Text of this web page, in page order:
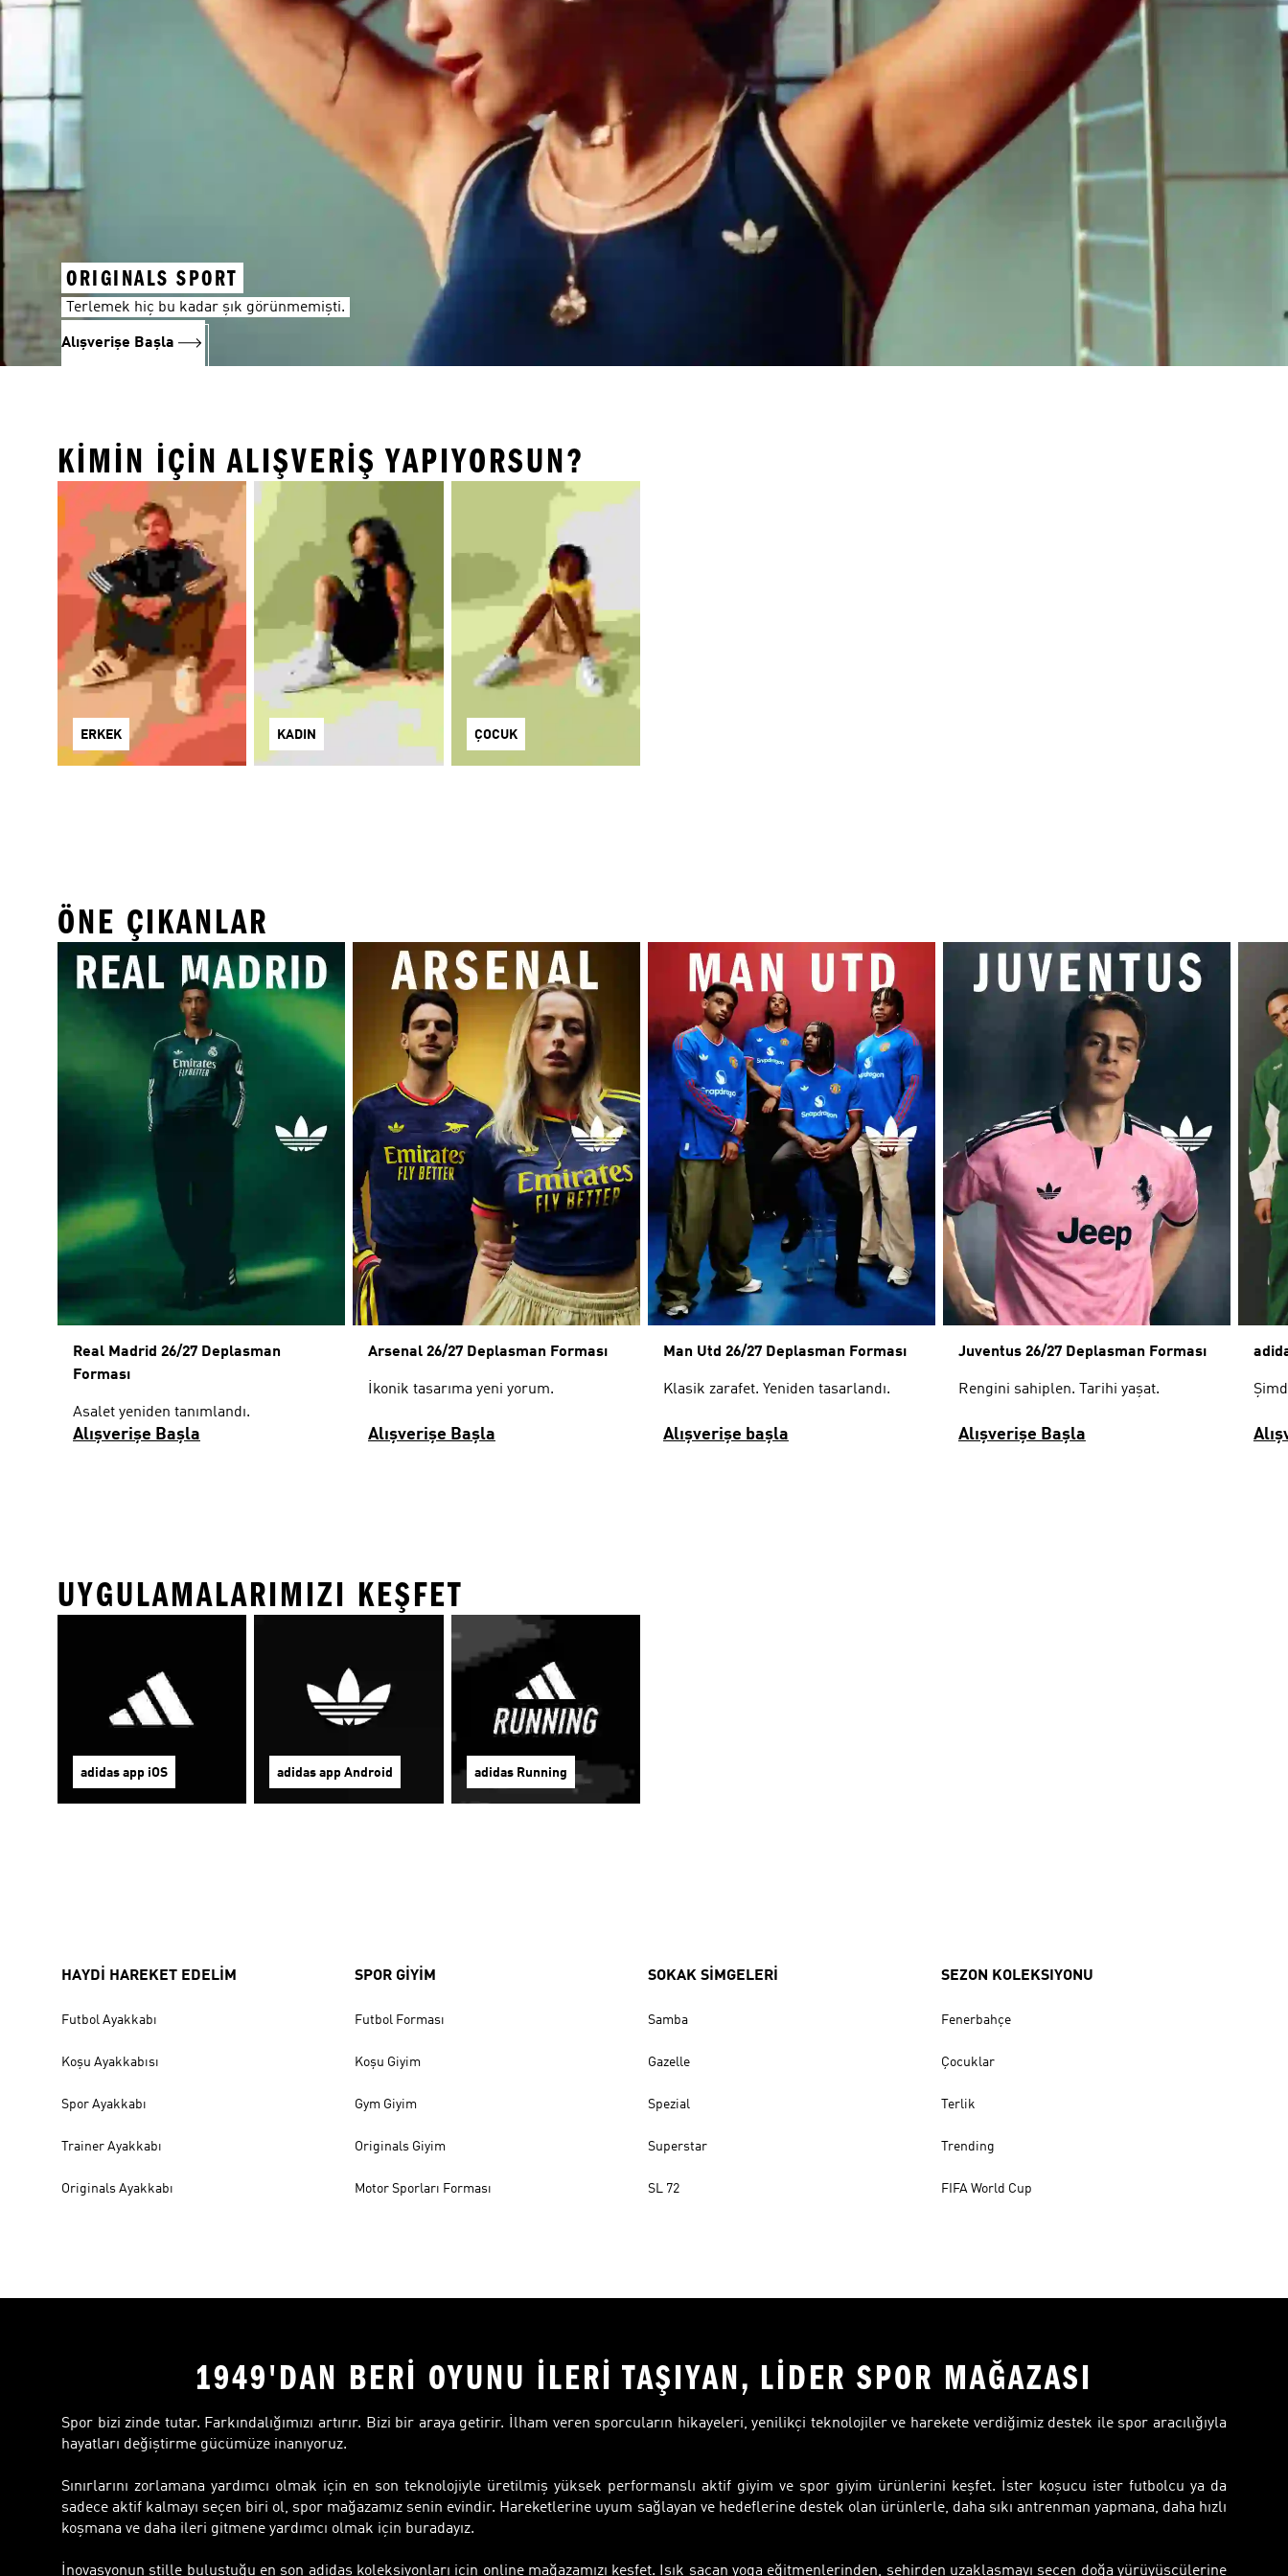
ORIGINALS SPORT
Terlemek hiç bu kadar şık görünmemişti.
Alışverişe Başla
KİMİN İÇİN ALIŞVERİŞ YAPIYORSUN?
ERKEK KADIN ÇOCUK
ÖNE ÇIKANLAR
Real Madrid 26/27 Deplasman
Forması
Asalet yeniden tanımlandı.
Alışverişe Başla
Arsenal 26/27 Deplasman Forması
İkonik tasarıma yeni yorum.
Alışverişe Başla
Man Utd 26/27 Deplasman Forması
Klasik zarafet. Yeniden tasarlandı.
Alışverişe başla
Juventus 26/27 Deplasman Forması
Rengini sahiplen. Tarihi yaşat.
Alışverişe Başla
UYGULAMALARIMIZI KEŞFET
adidas app iOS adidas app Android adidas Running
HAYDİ HAREKET EDELİM
Futbol Ayakkabı
Koşu Ayakkabısı
Spor Ayakkabı
Trainer Ayakkabı
Originals Ayakkabı
SPOR GİYİM
Futbol Forması
Koşu Giyim
Gym Giyim
Originals Giyim
Motor Sporları Forması
SOKAK SİMGELERİ
Samba
Gazelle
Spezial
Superstar
SL 72
SEZON KOLEKSIYONU
Fenerbahçe
Çocuklar
Terlik
Trending
FIFA World Cup
1949'DAN BERİ OYUNU İLERİ TAŞIYAN, LİDER SPOR MAĞAZASI
Spor bizi zinde tutar. Farkındalığımızı artırır. Bizi bir araya getirir. İlham veren sporcuların hikayeleri, yenilikçi teknolojiler ve harekete verdiğimiz destek ile spor aracılığıyla
hayatları değiştirme gücümüze inanıyoruz.
Sınırlarını zorlamana yardımcı olmak için en son teknolojiyle üretilmiş yüksek performanslı aktif giyim ve spor giyim ürünlerini keşfet. İster koşucu ister futbolcu ya da
sadece aktif kalmayı seçen biri ol, spor mağazamız senin evindir. Hareketlerine uyum sağlayan ve hedeflerine destek olan ürünlerle, daha sıkı antrenman yapmana, daha hızlı
koşmana ve daha ileri gitmene yardımcı olmak için buradayız.
İnovasyonun stille buluştuğu en son adidas koleksiyonları için online mağazamızı keşfet. Işık saçan yoga eğitmenlerinden, şehirden uzaklaşmayı seçen doğa yürüyüşçülerine